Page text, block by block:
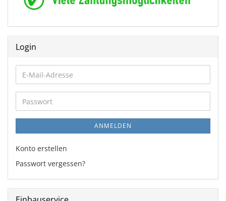
Login
E-
Mail-
Adresse
Passwort
ANMELDEN
Konto erstellen
Passwort vergessen?